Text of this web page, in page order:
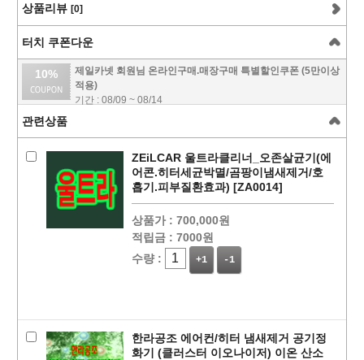
PAYCO 바로
상품리뷰 [0]
터치 쿠폰다운
10%
제일카넷 회원님 온라인구매.매장구매 특별할인쿠폰 (5만이상
적용)
기간 : 08/09 ~ 08/14
관련상품
ZEiLCAR 울트라클리너_오존살균기(에
어콘.히터세균박멸/곰팡이냄새제거/호
흡기.피부질환효과) [ZA0014]
상품가 : 700,000원
적립금 : 7000원
수량 :
+1 -1
한라공조 에어컨/히터 냄새제거 공기정
화기 (클러스터 이오나이저) 이온 산소